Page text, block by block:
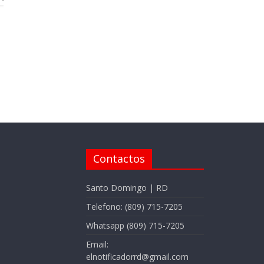
Contactos
Santo Domingo | RD
Telefono: (809) 715-7205
Whatsapp (809) 715-7205
Email:
elnotificadorrd@gmail.com